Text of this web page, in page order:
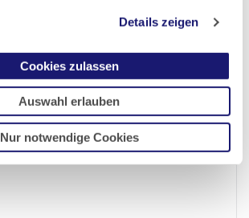
Details zeigen
Cookies zulassen
Auswahl erlauben
Nur notwendige Cookies